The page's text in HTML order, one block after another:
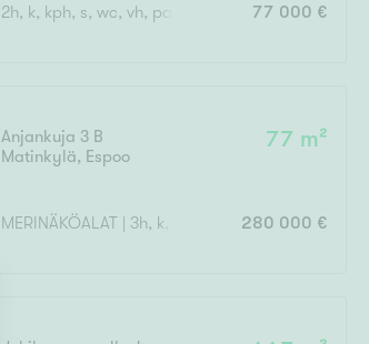
2h, k, kph, s, wc, vh, parveke 77 000 €
Anjankuja 3 B
Matinkylä, Espoo
77 m²
MERINÄKÖALAT | 3h, k, kph ja las. parveke
280 000 €